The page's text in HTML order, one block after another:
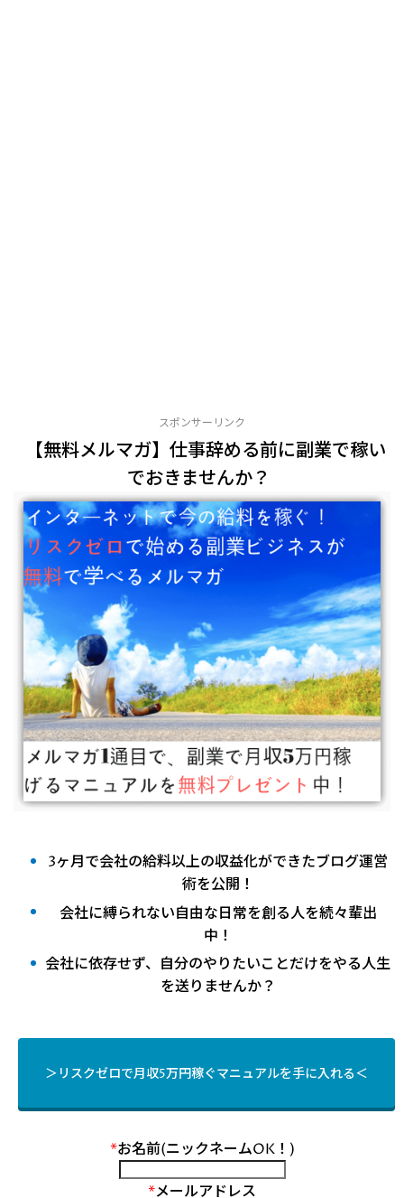
スポンサーリンク
【無料メルマガ】仕事辞める前に副業で稼い
でおきませんか？
3ヶ月で会社の給料以上の収益化ができたブログ運営
術を公開！
会社に縛られない自由な日常を創る人を続々輩出
中！
会社に依存せず、自分のやりたいことだけをやる人生
を送りませんか？
＞リスクゼロで月収5万円稼ぐマニュアルを手に入れる＜
*お名前(ニックネームOK！)
*メールアドレス